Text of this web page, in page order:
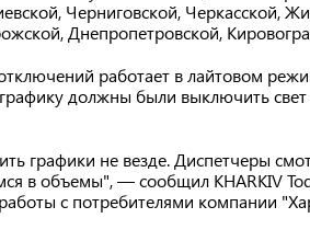
Черниговской, Черкасской,
Днепропетровской,
работает в лайтовом
должны были выключить свет
графики не везде. Диспетчеры
в объемы", — сообщил KHARKIV
с потребителями компании